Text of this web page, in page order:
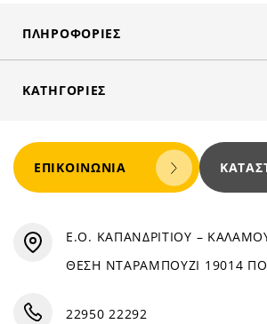
ΠΛΗΡΟΦΟΡΊΕΣ
ΚΑΤΗΓΟΡΊΕΣ
ΕΠΙΚΟΙΝΩΝΊΑ
Ε.Ο. ΚΑΠΑΝΔΡΙΤΙΟΥ –
ΘΕΣΗ ΝΤΑΡΑΜΠΟΥΖΙ 19014
22950 22292